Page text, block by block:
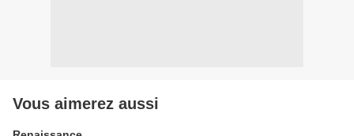
Vous aimerez aussi